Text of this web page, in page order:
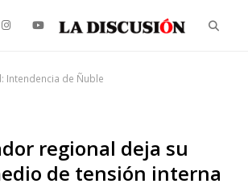
Intendencia de Ñuble
regional deja su
de tensión interna